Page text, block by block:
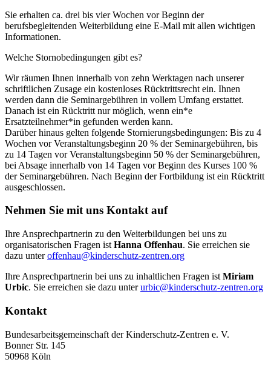
Sie erhalten ca. drei bis vier Wochen vor Beginn der
berufsbegleitenden Weiterbildung eine E-Mail mit allen wichtigen
Informationen.
Welche Stornobedingungen gibt es?
Wir räumen Ihnen innerhalb von zehn Werktagen nach unserer
schriftlichen Zusage ein kostenloses Rücktrittsrecht ein. Ihnen
werden dann die Seminargebühren in vollem Umfang erstattet.
Danach ist ein Rücktritt nur möglich, wenn ein*e
Ersatzteilnehmer*in gefunden werden kann.
Darüber hinaus gelten folgende Stornierungsbedingungen: Bis zu 4
Wochen vor Veranstaltungsbeginn 20 % der Seminargebühren, bis
zu 14 Tagen vor Veranstaltungsbeginn 50 % der Seminargebühren,
bei Absage innerhalb von 14 Tagen vor Beginn des Kurses 100 %
der Seminargebühren. Nach Beginn der Fortbildung ist ein Rücktritt
ausgeschlossen.
Nehmen Sie mit uns Kontakt auf
Ihre Ansprechpartnerin zu den Weiterbildungen bei uns zu
organisatorischen Fragen ist Hanna Offenhau. Sie erreichen sie
dazu unteroffenhau@kinderschutz-zentren.org
Ihre Ansprechpartnerin bei uns zu inhaltlichen Fragen ist Miriam
Urbic. Sie erreichen sie dazu unterurbic@kinderschutz-zentren.org
Kontakt
Bundesarbeitsgemeinschaft der Kinderschutz-Zentren e. V.
Bonner Str. 145
50968 Köln